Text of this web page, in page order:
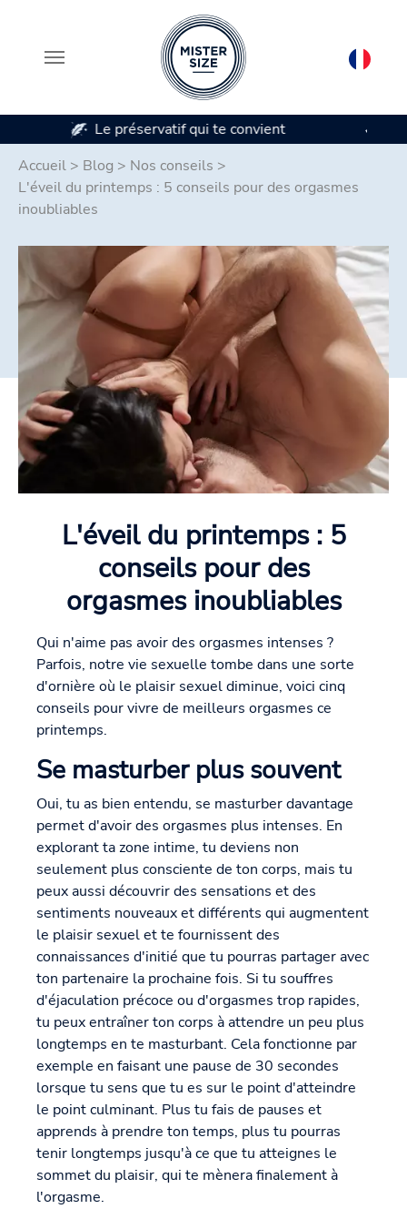
Disponible en 7 tailles de préservatifs
Accueil > Blog > Nos conseils >
L'éveil du printemps : 5 conseils pour des orgasmes
inoubliables
L'éveil du printemps : 5
conseils pour des
orgasmes inoubliables
Qui n'aime pas avoir des orgasmes intenses ?
Parfois, notre vie sexuelle tombe dans une sorte
d'ornière où le plaisir sexuel diminue, voici cinq
conseils pour vivre de meilleurs orgasmes ce
printemps.
Se masturber plus souvent
Oui, tu as bien entendu, se masturber davantage
permet d'avoir des orgasmes plus intenses. En
explorant ta zone intime, tu deviens non
seulement plus consciente de ton corps, mais tu
peux aussi découvrir des sensations et des
sentiments nouveaux et différents qui augmentent
le plaisir sexuel et te fournissent des
connaissances d'initié que tu pourras partager avec
ton partenaire la prochaine fois. Si tu souffres
d'éjaculation précoce ou d'orgasmes trop rapides,
tu peux entraîner ton corps à attendre un peu plus
longtemps en te masturbant. Cela fonctionne par
exemple en faisant une pause de 30 secondes
lorsque tu sens que tu es sur le point d'atteindre
le point culminant. Plus tu fais de pauses et
apprends à prendre ton temps, plus tu pourras
tenir longtemps jusqu'à ce que tu atteignes le
sommet du plaisir, qui te mènera finalement à
l'orgasme.